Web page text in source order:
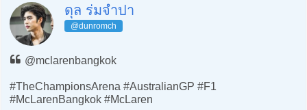
ดุล ร่มจำปา
@dunromch
@mclarenbangkok
#TheChampionsArena #AustralianGP #F1
#McLarenBangkok #McLaren